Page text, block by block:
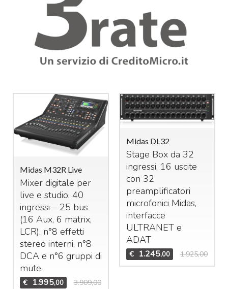
Midas M32R Live
Mixer digitale per
live e studio. 40
ingressi – 25 bus
(16 Aux, 6 matrix,
LCR). n°8 effetti
stereo interni, n°8
DCAe n°6 gruppi di
mute.
€ 1.995,00 3.909,00
Midas DL32
Stage Box da 32
ingressi, 16 uscite
con 32
preamplificatori
microfonici Midas,
interfacce
ULTRANETe
ADAT
€ 1.245,00 1.925,00